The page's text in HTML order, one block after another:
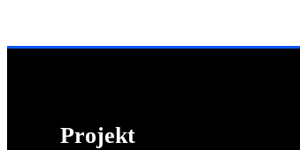
Projekt